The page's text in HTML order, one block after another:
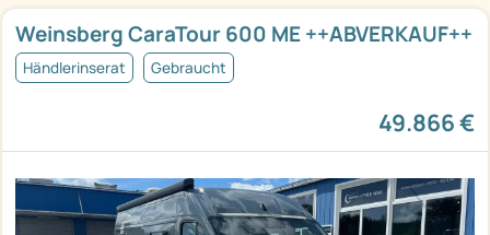
Weinsberg CaraTour 600 ME ++ABVERKAUF++
Händlerinserat Gebraucht
49.866 €